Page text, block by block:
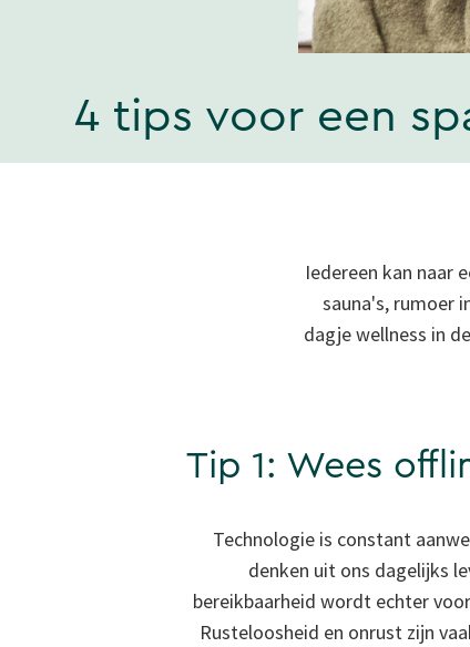
4 tips voor een
Iedereen kan naar
sauna's, rumoer
dagje wellness in
Tip 1: Wees
Technologie is constant
denken uit ons dagelijks
bereikbaarheid wordt echter
Rusteloosheid en onrust zijn